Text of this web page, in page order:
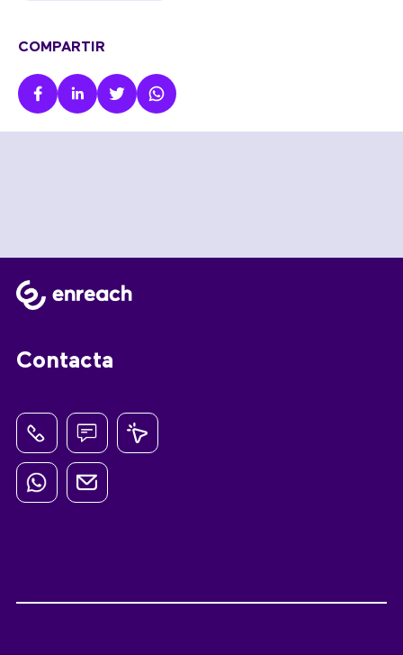
COMPARTIR
Contacta